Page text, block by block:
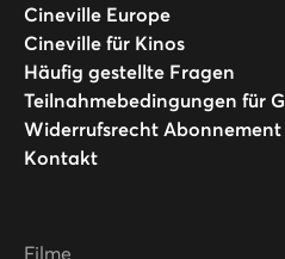
Cineville Europe
Cineville für Kinos
Häufig gestellte Fragen
Teilnahmebedingungen für
Widerrufsrecht Abonnement
Kontakt
Filme